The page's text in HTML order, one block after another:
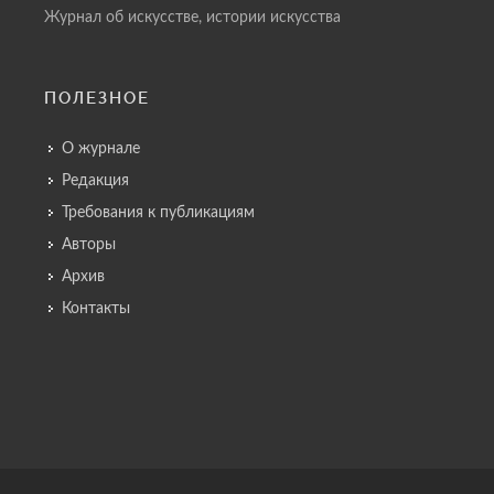
Журнал об искусстве, истории искусства
ПОЛЕЗНОЕ
О журнале
Редакция
Требования к публикациям
Авторы
Архив
Контакты